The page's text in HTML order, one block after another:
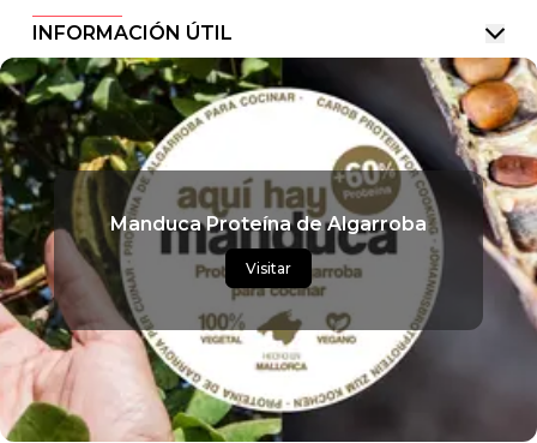
INFORMACIÓN ÚTIL
Manduca Proteína de Algarroba
Visitar